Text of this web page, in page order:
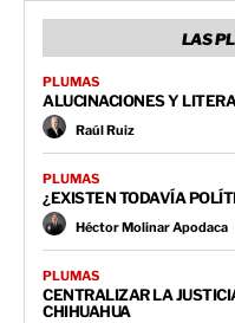
LAS
PLUMAS
ALUCINACIONES Y
Raúl Ruiz
PLUMAS
¿EXISTEN TODAVÍA
Héctor Molinar Apodaca
PLUMAS
CENTRALIZAR LA
CHIHUAHUA